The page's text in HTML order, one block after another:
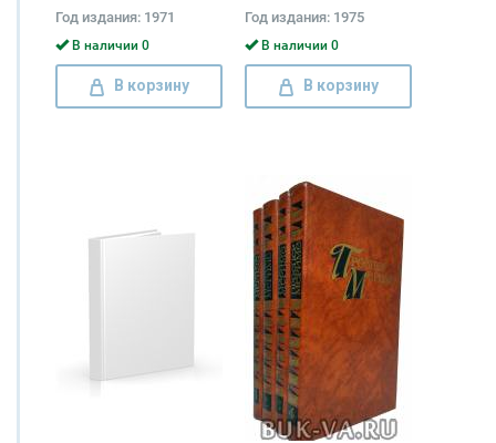
Грибоедов
Год издания: 1971
В наличии 0
В корзину
Михаил Лермонтов
Год издания: 1975
В наличии 0
В корзину